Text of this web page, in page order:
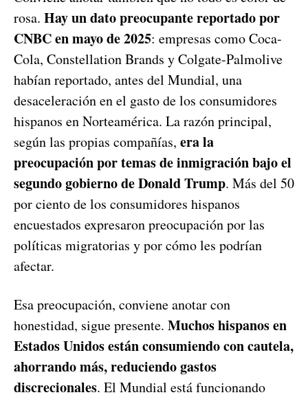
rosa. Hay un dato preocupante reportado por
CNBC en mayo de 2025: empresas como Coca-
Cola, Constellation Brands y Colgate-Palmolive
habían reportado, antes del Mundial, una
desaceleración en el gasto de los consumidores
hispanos en Norteamérica. La razón principal,
según las propias compañías, era la
preocupación por temas de inmigración bajo el
segundo gobierno de Donald Trump. Más del 50
por ciento de los consumidores hispanos
encuestados expresaron preocupación por las
políticas migratorias y por cómo les podrían
afectar.
Esa preocupación, conviene anotar con
honestidad, sigue presente. Muchos hispanos en
Estados Unidos están consumiendo con cautela,
ahorrando más, reduciendo gastos
discrecionales. El Mundial está funcionando